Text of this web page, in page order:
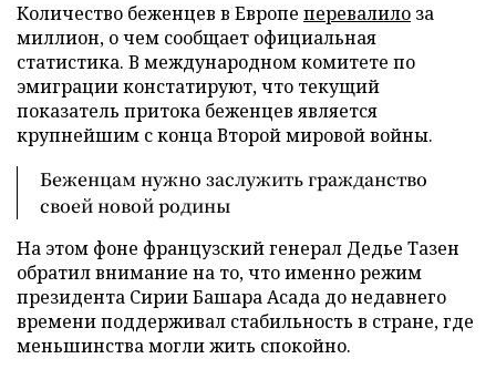
Количество беженцев в Европе перевалило за
миллион, о чем сообщает официальная
статистика. В международном комитете по
эмиграции констатируют, что текущий
показатель притока беженцев является
крупнейшим с конца Второй мировой войны.
Беженцам нужно заслужить гражданство
своей новой родины
На этом фоне французский генерал Дедье Тазен
обратил внимание на то, что именно режим
президента Сирии Башара Асада до недавнего
времени поддерживал стабильность в стране, где
меньшинства могли жить спокойно.